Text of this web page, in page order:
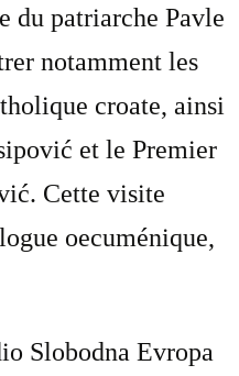
du patriarche Pavle
notamment les
croate, ainsi
et le Premier
Cette visite
oecuménique,
Slobodna Evropa